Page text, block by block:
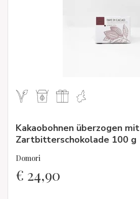
Kakaobohnen überzogen mit
Zartbitterschokolade 100 g
Domori
€ 24,90